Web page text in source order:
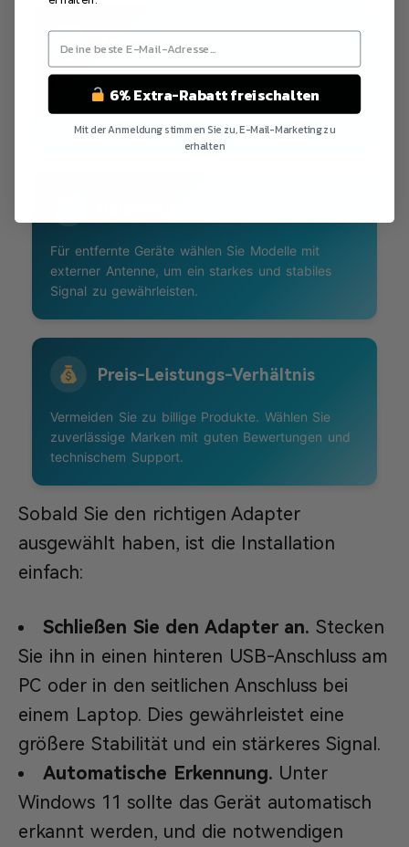
Treiber
„Plug & Play“-Adapter sind am praktischsten –
keine komplizierte Installation und maximale
Kompatibilität.
Für entfernte Geräte wählen Sie Modelle mit
externer Antenne, um ein starkes und stabiles
Signal zu gewährleisten.
Preis-Leistungs-Verhältnis
Vermeiden Sie zu billige Produkte. Wählen Sie
zuverlässige Marken mit guten Bewertungen und
technischem Support.
Sobald Sie den richtigen Adapter
ausgewählt haben, ist die Installation
einfach:
Schließen Sie den Adapter an. Stecken
Sie ihn in einen hinteren USB-Anschluss am
PC oder in den seitlichen Anschluss bei
einem Laptop. Dies gewährleistet eine
größere Stabilität und ein stärkeres Signal.
Automatische Erkennung. Unter
Windows 11 sollte das Gerät automatisch
erkannt werden, und die notwendigen
6% Extra-Rabatt freischalten
Mit der Anmeldung stimmen Sie zu, E-Mail-Marketing zu
erhalten